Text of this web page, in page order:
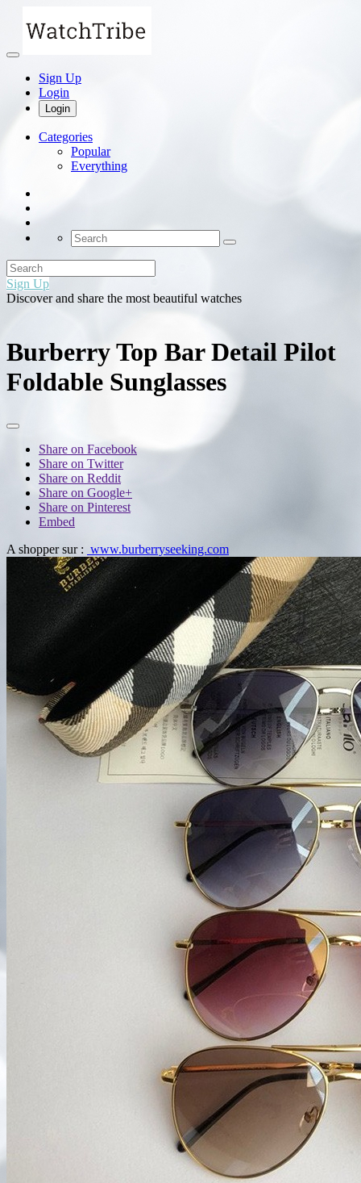
Sign Up
Login
Login
Categories
Popular
Everything
Sign Up
Discover and share the most beautiful watches
Burberry Top Bar Detail Pilot
Foldable Sunglasses
Share on Facebook
Share on Twitter
Share on Reddit
Share on Google+
Share on Pinterest
Embed
A shopper sur : www.burberryseeking.com